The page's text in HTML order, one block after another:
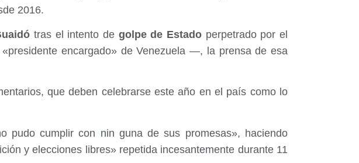
2016.
tras el intento de golpe de Estado perpetrado por el
encargado» de Venezuela —, la prensa de esa
que deben celebrarse este año en el país como lo
pudo cumplir con nin guna de sus promesas», haciendo
y elecciones libres» repetida incesantemente durante 11